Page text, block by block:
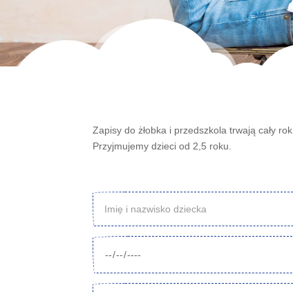
Zapisy do żłobka i przedszkola trwają cały rok.
Przyjmujemy dzieci od 2,5 roku.